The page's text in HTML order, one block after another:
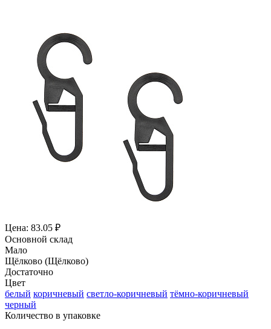
Цена: 83.05 ₽
Основной склад
Мало
Щёлково (Щёлково)
Достаточно
Цвет
белый коричневый светло-коричневый тёмно-коричневый
черный
Количество в упаковке